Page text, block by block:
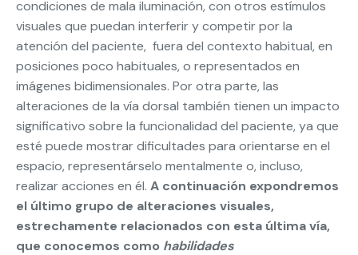
condiciones de mala iluminación, con otros estímulos
visuales que puedan interferir y competir por la
atención del paciente, fuera del contexto habitual, en
posiciones poco habituales, o representados en
imágenes bidimensionales. Por otra parte, las
alteraciones de la vía dorsal también tienen un impacto
significativo sobre la funcionalidad del paciente, ya que
esté puede mostrar dificultades para orientarse en el
espacio, representárselo mentalmente o, incluso,
realizar acciones en él. A continuación expondremos
el último grupo de alteraciones visuales,
estrechamente relacionados con esta última vía,
que conocemos como habilidades